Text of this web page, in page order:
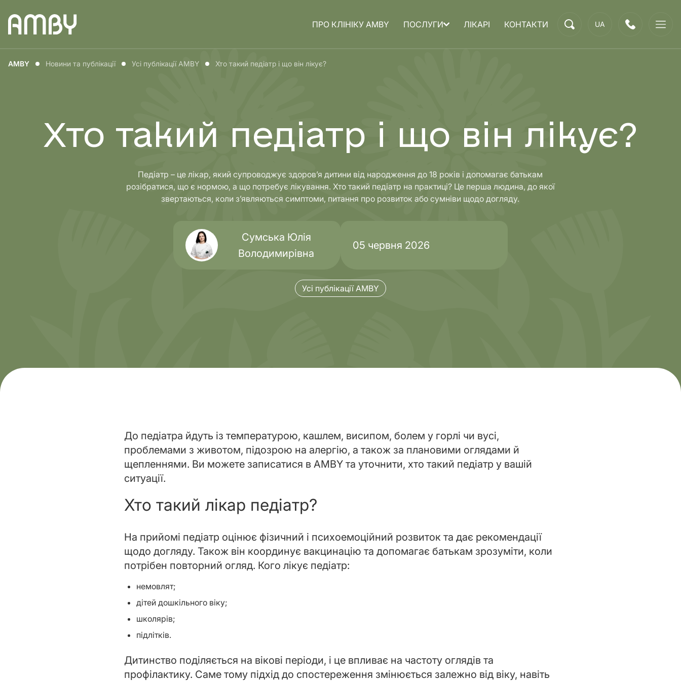
ПРО КЛІНІКУ AMBY ПОСЛУГИ
Медицина для
Медицина для
Медицина для
обстеження
ЛІКАРІ КОНТАКТИ UA
AMBY Новини та публікації Усі публікації AMBY Хто такий педіатр і що він лікує?
Хто такий педіатр і що він лікує?
Педіатр – це лікар, який супроводжує здоров’я дитини від народження до 18 років і допомагає батькам
розібратися, що є нормою, а що потребує лікування. Хто такий педіатр на практиці? Це перша людина, до якої
звертаються, коли з’являються симптоми, питання про розвиток або сумніви щодо догляду.
Сумська Юлія
Володимирівна
05 червня 2026
Усі публікації AMBY
До педіатра йдуть із температурою, кашлем, висипом, болем у горлі чи вусі,
проблемами з животом, підозрою на алергію, а також за плановими оглядами й
щепленнями. Ви можете записатися в AMBY та уточнити, хто такий педіатр у вашій
ситуації.
Хто такий лікар педіатр?
На прийомі педіатр оцінює фізичний і психоемоційний розвиток та дає рекомендації
щодо догляду. Також він координує вакцинацію та допомагає батькам зрозуміти, коли
потрібен повторний огляд. Кого лікує педіатр:
немовлят;
дітей дошкільного віку;
школярів;
підлітків.
Дитинство поділяється на вікові періоди, і це впливає на частоту оглядів та
профілактику. Саме тому підхід до спостереження змінюється залежно від віку, навіть